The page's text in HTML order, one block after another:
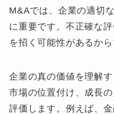
M&Aでは、企業の適切
に重要です。不正確な
を招く可能性があるから
企業の真の価値を理解
市場の位置付け、成長
評価します。例えば、